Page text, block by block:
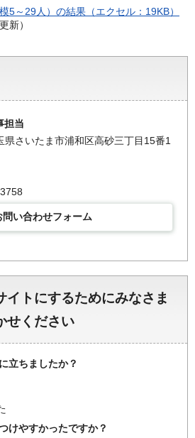
5～29人）の結果（エクセル：19KB）
新）
担当
さいたま市浦和区高砂三丁目15番1
問い合わせフォーム
イトにするためにみなさま
せください
立ちましたか？
けやすかったですか？